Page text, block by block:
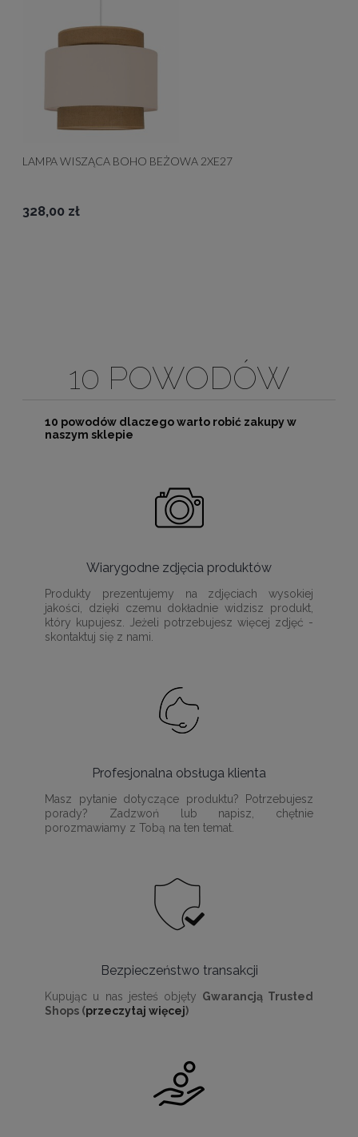
LAMPA WISZĄCA BOHO BEŻOWA 2XE27
328,00 zł
10 POWODÓW
10 powodów dlaczego warto robić zakupy w
naszym sklepie
Wiarygodne zdjęcia produktów
Produkty prezentujemy na zdjęciach wysokiej
jakości, dzięki czemu dokładnie widzisz produkt,
który kupujesz. Jeżeli potrzebujesz więcej zdjęć -
skontaktuj się z nami.
Profesjonalna obsługa klienta
Masz pytanie dotyczące produktu? Potrzebujesz
porady? Zadzwoń lub napisz, chętnie
porozmawiamy z Tobą na ten temat.
Bezpieczeństwo transakcji
Kupując u nas jesteś objęty Gwarancją Trusted
Shops (przeczytaj więcej)